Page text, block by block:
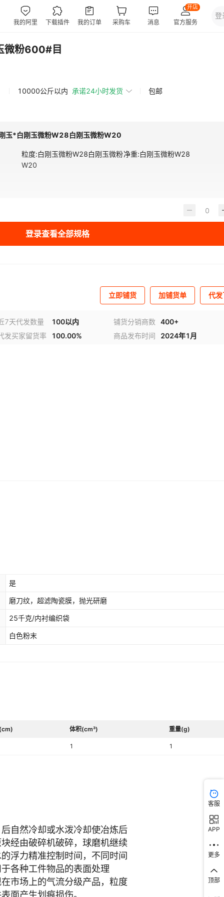
微粉600#目
10000公斤以内 承诺24小时发货 包邮
玉*白刚玉微粉W28白刚玉微粉W20
粒度:白刚玉微粉W28白刚玉微粉
W20
净重:白刚玉微粉W28
登录查看全部规格
立即铺货 加铺货单 代
7天代发数量 100以内 铺货分销商数 400+
发买家留货率
100.00% 商品发布时间 2024年1月
是
磨刀纹，超滤陶瓷膜，抛光研磨
25千克/内衬编织袋
白色粉末
体积(cm³) 重量(g)
1 1
客服
APP
更多
顶部